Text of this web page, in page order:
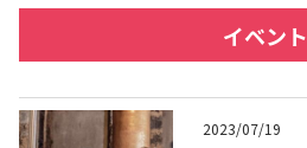
テキーラマーケット
イベント
2023/07/19